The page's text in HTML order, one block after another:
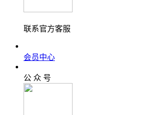
联系官方客服
会员中心
公 众 号